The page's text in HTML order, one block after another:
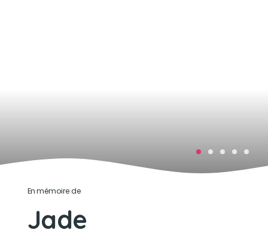
En mémoire de
Jade